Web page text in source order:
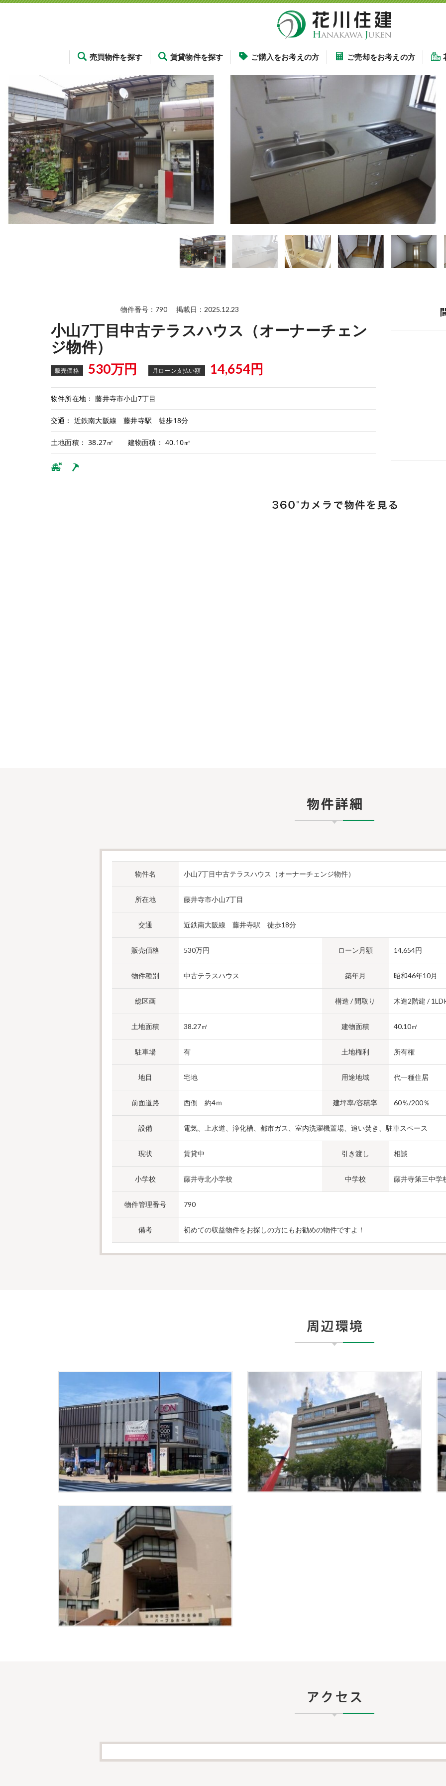
売買物件を探す 賃貸物件を探す ご購入をお考えの方 ご売却をお考えの方
物件番号：790 掲載日：2025.12.23
小山7丁目中古テラスハウス（オーナーチェン
ジ物件）
販売価格 530万円 月ローン支払い額 14,654円
物件所在地： 藤井寺市小山7丁目
交通： 近鉄南大阪線 藤井寺駅 徒歩18分
土地面積： 38.27㎡ 建物面積： 40.10㎡
物件名 小山7丁目中古テラスハウス（オーナーチェンジ物件）
所在地 藤井寺市小山7丁目
交通 近鉄南大阪線 藤井寺駅 徒歩18分
販売価格 530万円 ローン月額 14,654円
物件種別 中古テラスハウス 築年月 昭和46年10月
総区画 構造 / 間取り 木造2階建 /
土地面積 38.27㎡ 建物面積 40.10㎡
駐車場 有 土地権利 所有権
地目 宅地 用途地域 代一種住居
前面道路 西側 約4ｍ 建坪率/容積率 60％/200％
設備 電気、上水道、浄化槽、都市ガス、室内洗濯機置場、追い焚き、駐車スペース
現状 賃貸中 引き渡し 相談
小学校 藤井寺北小学校 中学校 藤井寺第三中学
物件管理番号 790
備考 初めての収益物件をお探しの方にもお勧めの物件ですよ！